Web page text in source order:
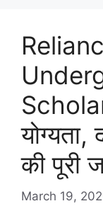
की पूरी
March 19,